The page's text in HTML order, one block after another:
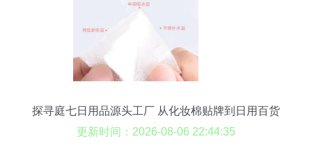
探寻庭七日用品源头工厂 从化妆棉贴牌到日用百货
的匠心制造
更新时间：2026-08-06 22:44:35